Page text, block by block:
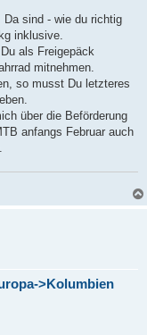
sind - wie du richtig
inklusive.
als Freigepäck
mitnehmen.
so musst Du letzteres
über die Beförderung
anfangs Februar auch
>Kolumbien